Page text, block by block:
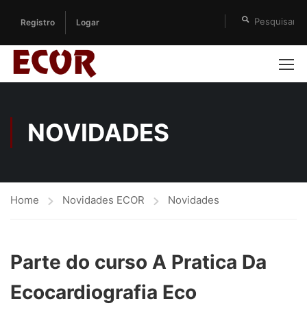
Registro Logar
NOVIDADES
Home Novidades ECOR Novidades
Parte do curso A Pratica Da
Ecocardiografia Eco